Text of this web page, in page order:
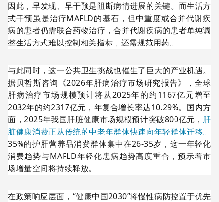
因此，早发现、早干预是阻断病情进展的关键。而生活方
式干预虽是治疗MAFLD的基石，但中重度或合并代谢疾
病的患者仍需联合药物治疗，合并代谢疾病的患者单纯调
整生活方式难以控制相关指标，还需规范用药。
与此同时，这一公共卫生挑战也催生了巨大的产业机遇。
据贝哲斯咨询《2026年肝病治疗市场研究报告》，全球
肝病治疗市场规模预计将从2025年的约1167亿元增至
2032年的约2317亿元，年复合增长率达10.29%。国内方
面，2025年我国肝脏健康市场规模预计突破800亿元， 肝
脏健康消费正从传统的中老年群体快速向年轻群体迁移。
35%的护肝营养品消费群体集中在26-35岁，这一年轻化
消费趋势与MAFLD年轻化患病趋势高度重合，预示着市
场增量空间将持续释放。
在政策响应层面，“健康中国2030”将慢性病防控置于优先